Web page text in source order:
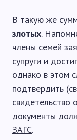
В такую же
злотых.
члены семей
супруги и
однако в этом
подтвердить
свидетельство
документы
ЗАГС.